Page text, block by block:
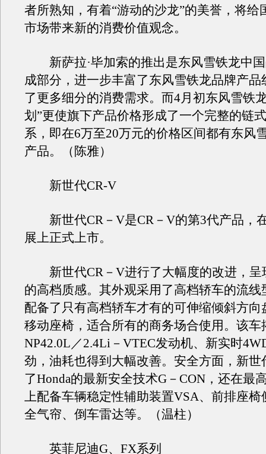
者所熟知，有着“游动的沙龙”的美誉，将给
市场带来新的消费价值观念。
新萨拉·毕加索的推出是东风雪铁龙中国
成部分，进一步丰富了东风雪铁龙品牌产品
了更多细分的消费需求。而4月初东风雪铁
划”更使旗下产品价格形成了一个完整的链
系，即在6万至20万元的价格区间都有东风
产品。（陈雅）
新世代CR-V
新世代CR－V是CR－V的第3代产品，
展上正式上市。
新世代CR－V进行了大幅度的改进，呈
的高档质感。其外观采用了高档轿车的流线
配备了只有高档轿车才有的可伸缩倾斜方向
移动座椅，适合所有的商务场合使用。该车
NP42.0L／2.4Li－VTEC发动机、新实时
劲，油耗也得到大幅改善。安全方面，新世
了Honda的最新安全技术G－CON，还在最
上配备车辆稳定性辅助装置VSA、前排座椅
全气帘、倒车雷达等。（温柱）
英菲尼迪G、FX系列